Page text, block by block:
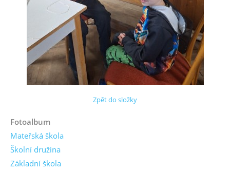
Zpět do složky
Fotoalbum
Mateřská škola
Školní družina
Základní škola